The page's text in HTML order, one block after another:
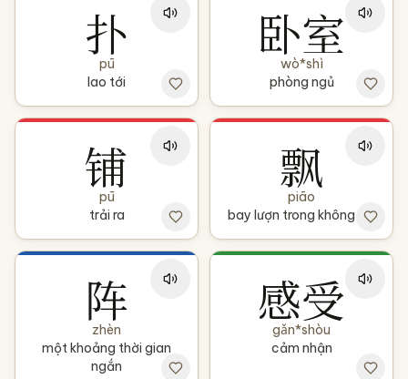
扑
pū
lao tới
卧室
wò*shì
phòng ngủ
铺
pū
trải ra
飘
piāo
bay lượn trong không khí
阵
zhèn
một khoảng thời gian
ngắn
感受
gǎn*shòu
cảm nhận